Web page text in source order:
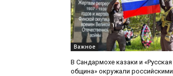
Важное
В Сандармохе казаки и «Русская
община» окружали российскими